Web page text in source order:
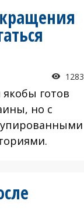
1283
готов
но с